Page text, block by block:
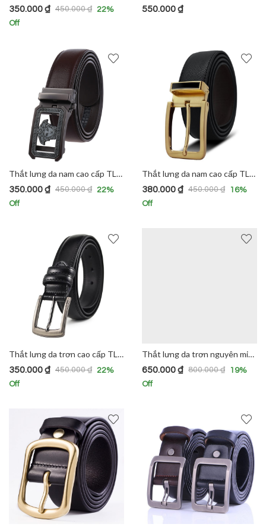
450.000₫
350.000₫ 22%
Off
550.000₫
Thắt lưng da nam cao cấp TL1012
450.000₫
350.000₫ 22%
Off
Thắt lưng da nam cao cấp TL1013
450.000₫
380.000₫ 16%
Off
Thắt lưng da trơn cao cấp TL1004
450.000₫
350.000₫ 22%
Off
Thắt lưng da trơn nguyên miếng TL1007
800.000₫
650.000₫ 19%
Off